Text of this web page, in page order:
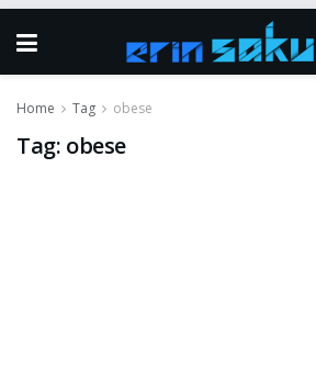
Home Tag obese
Tag: obese